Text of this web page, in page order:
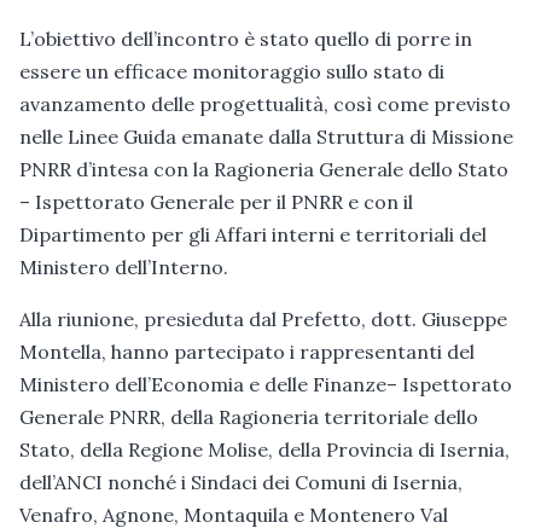
L’obiettivo dell’incontro è stato quello di porre in
essere un efficace monitoraggio sullo stato di
avanzamento delle progettualità, così come previsto
nelle Linee Guida emanate dalla Struttura di Missione
PNRR d’intesa con la Ragioneria Generale dello Stato
– Ispettorato Generale per il PNRR e con il
Dipartimento per gli Affari interni e territoriali del
Ministero dell’Interno.
Alla riunione, presieduta dal Prefetto, dott. Giuseppe
Montella, hanno partecipato i rappresentanti del
Ministero dell’Economia e delle Finanze– Ispettorato
Generale PNRR, della Ragioneria territoriale dello
Stato, della Regione Molise, della Provincia di Isernia,
dell’ANCI nonché i Sindaci dei Comuni di Isernia,
Venafro, Agnone, Montaquila e Montenero Val